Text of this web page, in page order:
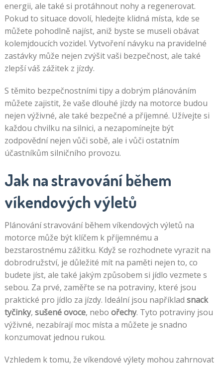
energii, ale také si protáhnout nohy a regenerovat.
Pokud to situace dovolí, hledejte klidná místa, kde se
můžete pohodlně najíst, aniž byste se museli obávat
kolemjdoucích vozidel. Vytvoření návyku na pravidelné
zastávky může nejen zvýšit vaši bezpečnost, ale také
zlepší váš zážitek z jízdy.
S těmito bezpečnostními tipy a dobrým plánováním
můžete zajistit, že vaše dlouhé jízdy na motorce budou
nejen výživné, ale také bezpečné a příjemné. Užívejte si
každou chvilku na silnici, a nezapomínejte být
zodpovědní nejen vůči sobě, ale i vůči ostatním
účastníkům silničního provozu.
Jak na stravování během
víkendových výletů
Plánování stravování během víkendových výletů na
motorce může být klíčem k příjemnému a
bezstarostnému zážitku. Když se rozhodnete vyrazit na
dobrodružství, je důležité mít na paměti nejen to, co
budete jíst, ale také jakým způsobem si jídlo vezmete s
sebou. Za prvé, zaměřte se na potraviny, které jsou
praktické pro jídlo za jízdy. Ideální jsou například snack
tyčinky, sušené ovoce, nebo ořechy. Tyto potraviny jsou
výživné, nezabírají moc místa a můžete je snadno
konzumovat jednou rukou.
Vzhledem k tomu, že víkendové výlety mohou zahrnovat